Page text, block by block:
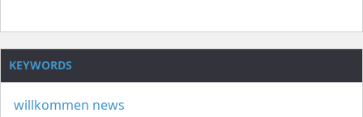
KEYWORDS
willkommen news